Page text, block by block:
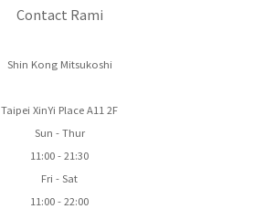
Contact Rami
Shin Kong Mitsukoshi
Taipei XinYi Place A11 2F
Sun - Thur
11:00 - 21:30
Fri - Sat
11:00 - 22:00